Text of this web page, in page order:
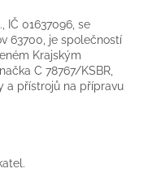
IČ 01637096, se
63700, je společností
Krajským
C 78767/KSBR,
a přístrojů na přípravu